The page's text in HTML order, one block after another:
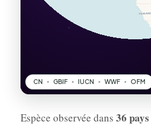
Espèce observée dans 36 pays